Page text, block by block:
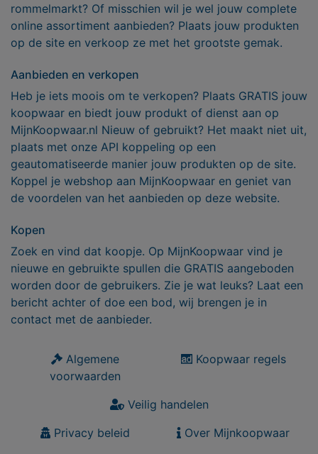
rommelmarkt? Of misschien wil je wel jouw complete
online assortiment aanbieden? Plaats jouw produkten
op de site en verkoop ze met het grootste gemak.
Aanbieden en verkopen
Heb je iets moois om te verkopen? Plaats GRATIS jouw
koopwaar en biedt jouw produkt of dienst aan op
MijnKoopwaar.nl Nieuw of gebruikt? Het maakt niet uit,
plaats met onze API koppeling op een
geautomatiseerde manier jouw produkten op de site.
Koppel je webshop aan MijnKoopwaar en geniet van
de voordelen van het aanbieden op deze website.
Kopen
Zoek en vind dat koopje. Op MijnKoopwaar vind je
nieuwe en gebruikte spullen die GRATIS aangeboden
worden door de gebruikers. Zie je wat leuks? Laat een
bericht achter of doe een bod, wij brengen je in
contact met de aanbieder.
Algemene
voorwaarden
Koopwaar regels
Veilig handelen
Privacy beleid
Over Mijnkoopwaar